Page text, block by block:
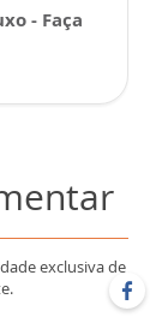
- Faça
exclusiva de